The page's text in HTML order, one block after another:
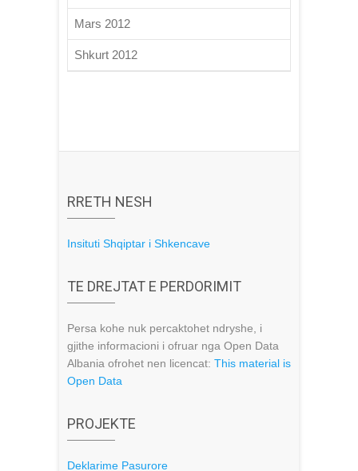
Mars 2012
Shkurt 2012
RRETH NESH
Insituti Shqiptar i Shkencave
TE DREJTAT E PERDORIMIT
Persa kohe nuk percaktohet ndryshe, i
gjithe informacioni i ofruar nga Open Data
Albania ofrohet nen licencat: This material is
Open Data
PROJEKTE
Deklarime Pasurore